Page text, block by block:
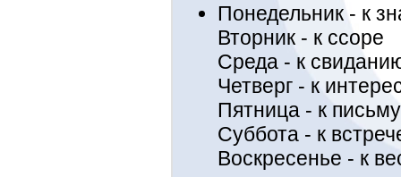
Понедельник - к
Вторник - к ссоре
Среда - к
Четверг - к
Пятница - к письму
Суббота - к
Воскресенье - к